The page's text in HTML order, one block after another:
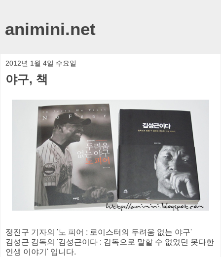
animini.net
2012년 1월 4일 수요일
야구, 책
정진구 기자의 '노 피어 : 로이스터의 두려움 없는 야구'
김성근 감독의 '김성근이다 : 감독으로 말할 수 없었던 못다한
인생 이야기' 입니다.